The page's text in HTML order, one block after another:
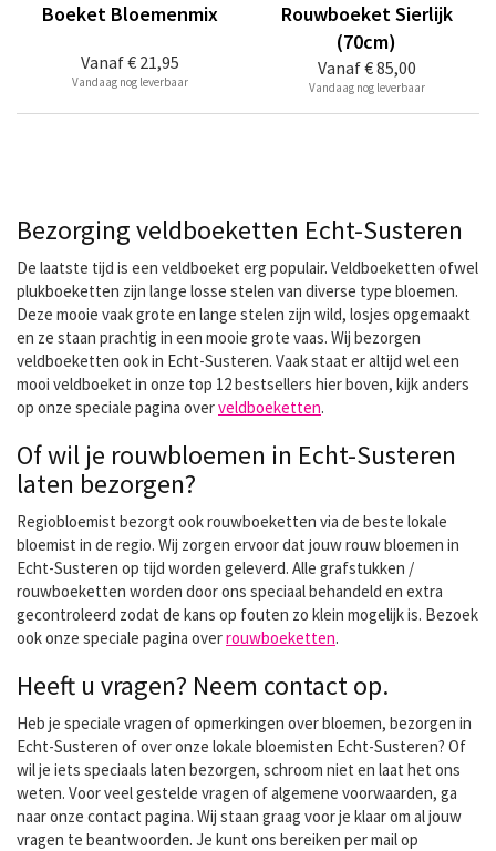
Vanaf€ 21,95
Boeket Bloemenmix
Vandaag nog leverbaar
Vanaf€ 85,00
Rouwboeket Sierlijk
(70cm)
Vandaag nog leverbaar
Bezorging veldboeketten Echt-Susteren
De laatste tijd is een veldboeket erg populair. Veldboeketten ofwel
plukboeketten zijn lange losse stelen van diverse type bloemen.
Deze mooie vaak grote en lange stelen zijn wild, losjes opgemaakt
en ze staan prachtig in een mooie grote vaas. Wij bezorgen
veldboeketten ook in Echt-Susteren. Vaak staat er altijd wel een
mooi veldboeket in onze top 12 bestsellers hier boven, kijk anders
op onze speciale pagina overveldboeketten.
Of wil je rouwbloemen in Echt-Susteren
laten bezorgen?
Regiobloemist bezorgt ook rouwboeketten via de beste lokale
bloemist in de regio. Wij zorgen ervoor dat jouw rouw bloemen in
Echt-Susteren op tijd worden geleverd. Alle grafstukken /
rouwboeketten worden door ons speciaal behandeld en extra
gecontroleerd zodat de kans op fouten zo klein mogelijk is. Bezoek
ook onze speciale pagina overrouwboeketten.
Heeft u vragen? Neem contact op.
Heb je speciale vragen of opmerkingen over bloemen, bezorgen in
Echt-Susteren of over onze lokale bloemisten Echt-Susteren? Of
wil je iets speciaals laten bezorgen, schroom niet en laat het ons
weten. Voor veel gestelde vragen of algemene voorwaarden, ga
naar onze contact pagina. Wij staan graag voor je klaar om al jouw
vragen te beantwoorden. Je kunt ons bereiken per mail op